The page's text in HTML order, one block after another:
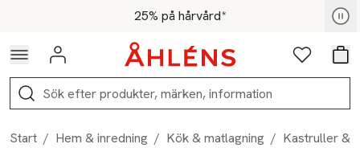
Hoppa till navigationsmenyn25% på hårvård*
För medlemmar - Shoppa nu
Logga in Favoriter
Sök
Start / Hem & inredning / Kök & matlagning / Kastruller &